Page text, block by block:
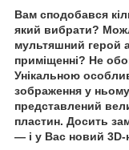
Вам сподобався
який вибрати?
мультяшний герой
приміщенні? Не
Унікальною
зображення у
представлений
пластин. Досить
— і у Вас новий 3D-